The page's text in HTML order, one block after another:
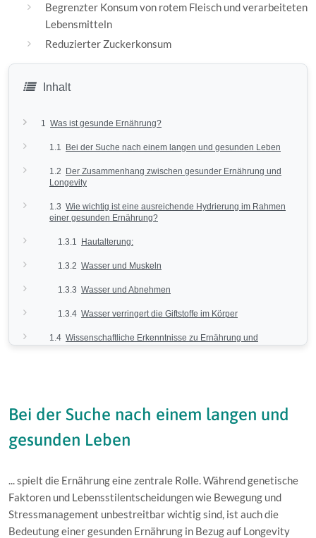
Begrenzter Konsum von rotem Fleisch und verarbeiteten
Lebensmitteln
Reduzierter Zuckerkonsum
Inhalt
1 Was ist gesunde Ernährung?
1.1 Bei der Suche nach einem langen und gesunden Leben
1.2
Der Zusammenhang zwischen gesunder Ernährung und
Longevity
1.3 Wie wichtig ist eine ausreichende Hydrierung im Rahmen
einer gesunden Ernährung?
1.3.1 Hautalterung:
1.3.2 Wasser und Muskeln
1.3.3 Wasser und Abnehmen
1.3.4 Wasser verringert die Giftstoffe im Körper
1.4 Wissenschaftliche Erkenntnisse zu Ernährung und
1.4.2 Langzeitstudien und Forschungsergebnisse
1.5 Warum funktioniert gesunde Ernährung?
1.6.1 Herausforderungen und Lösungsansätze
1.7 Wie sinnvoll sind Nahrungsergänzungsmittel für eine gesunde
1.8 Fazit
Bei der Suche nach einem langen und
gesunden Leben
... spielt die Ernährung eine zentrale Rolle. Während genetische
Faktoren und Lebensstilentscheidungen wie Bewegung und
Stressmanagement unbestreitbar wichtig sind, ist auch die
Bedeutung einer gesunden Ernährung in Bezug auf Longevity